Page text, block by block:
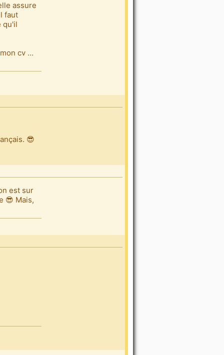
assure
faut
qu'il
cv ...
😎
est sur
😎 Mais,